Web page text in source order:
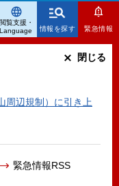
情報を探す 緊急情報
周辺規制）に引き上
緊急情報RSS
閉じる
閲覧支援・
Language